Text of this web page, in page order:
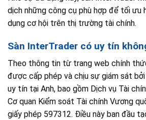
dịch những công cụ phù hợp để tối ưu
dụng cơ hội trên thị trường tài chính.
Sàn InterTrader có uy tín
Theo thông tin từ trang web chính
được cấp phép và chịu sự giám sát
uy tín tại Anh, bao gồm Dịch vụ Tài
Cơ quan Kiểm soát Tài chính Vương
giấy phép 597312. Điều này ban đầu